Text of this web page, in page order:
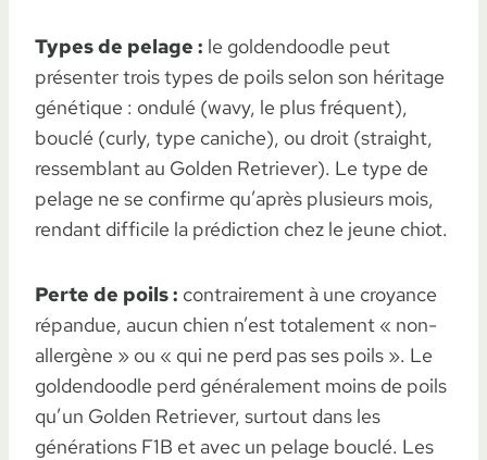
Types de pelage : le goldendoodle peut
présenter trois types de poils selon son héritage
génétique : ondulé (wavy, le plus fréquent),
bouclé (curly, type caniche), ou droit (straight,
ressemblant au Golden Retriever). Le type de
pelage ne se confirme qu’après plusieurs mois,
rendant difficile la prédiction chez le jeune chiot.
Perte de poils : contrairement à une croyance
répandue, aucun chien n’est totalement « non-
allergène » ou « qui ne perd pas ses poils ». Le
goldendoodle perd généralement moins de poils
qu’un Golden Retriever, surtout dans les
générations F1B et avec un pelage bouclé. Les